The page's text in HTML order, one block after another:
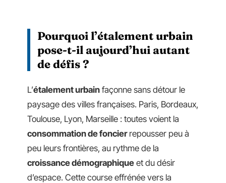
Pourquoi l’étalement urbain
pose-t-il aujourd’hui autant
de défis ?
L’étalement urbain façonne sans détour le
paysage des villes françaises. Paris, Bordeaux,
Toulouse, Lyon, Marseille : toutes voient la
consommation de foncierrepousser peu à
peu leurs frontières, au rythme de la
croissance démographique et du désir
d’espace. Cette course effrénée vers la